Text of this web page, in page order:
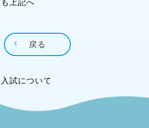
上記へ
戻る
試について